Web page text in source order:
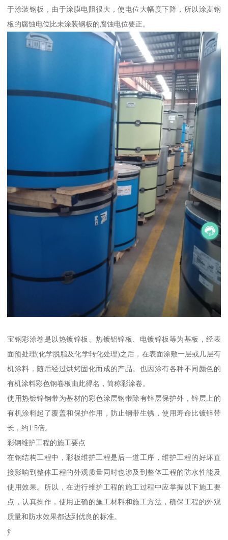
于涂装钢板，由于涂膜电阻很大，使电位大幅度下降，所以涂麦钢
板的腐蚀电位比未涂装钢板的腐蚀电位要正。
宝钢彩涂卷是以热镀锌板、热镀铝锌板、电镀锌板等为基板，经表
面预处理(化学脱脂及化学转化处理)之后，在表面涂敷一层或几层有
机涂料，随后经过烘烤固化而成的产品。也因涂有各种不同颜色的
有机涂料彩色钢卷板由此得名，简称彩涂卷。
使用热镀锌钢带为基材的彩色涂层钢带除有锌层保护外，锌层上的
有机涂料起了覆盖和保护作用，防止钢带生锈，使用寿命比镀锌带
长，约1.5倍。
彩钢维护工程的施工要点
在钢结构工程中，彩板维护工程是后一道工序，维护工程的好坏直
接影响到整体工程的外观质量同时也涉及到整体工程的防水性能及
使用效果。所以，在进行维护工程的施工过程中应掌握以下施工要
点，认真操作，使用正确的施工材料和施工方法，确保工程的外观
质量和防水效果都达到优良的标准。
ÿ